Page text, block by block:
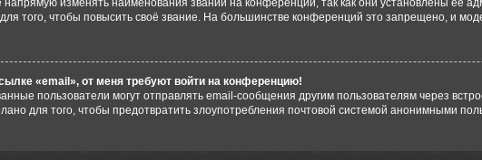
изменять наименования званий на конференции, так как они установлены её
того, чтобы повысить своё звание. На большинстве конференций это запрещено, и
«email», от меня требуют войти на конференцию!
пользователи могут отправлять email-сообщения другим пользователям через
для того, чтобы предотвратить злоупотребления почтовой системой анонимными